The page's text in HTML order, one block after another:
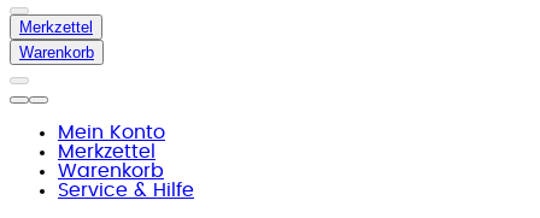
Merkzettel
Warenkorb
Mein Konto
Merkzettel
Warenkorb
Service & Hilfe